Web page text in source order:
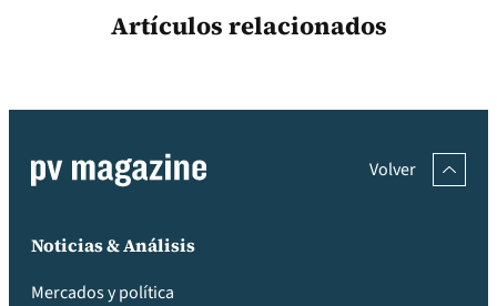
Artículos relacionados
Volver
Noticias & Análisis
Mercados y política